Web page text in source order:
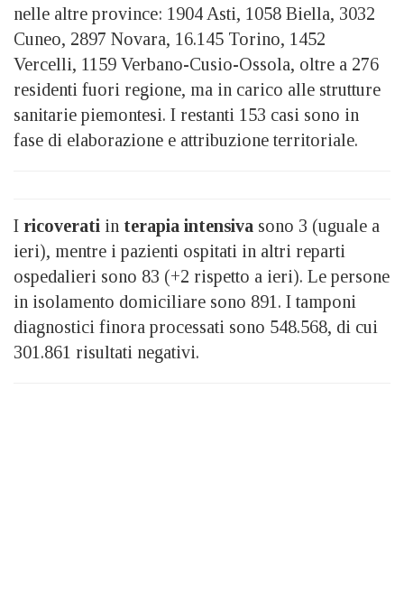
nelle altre province: 1904 Asti, 1058 Biella, 3032
Cuneo, 2897 Novara, 16.145 Torino, 1452
Vercelli, 1159 Verbano-Cusio-Ossola, oltre a 276
residenti fuori regione, ma in carico alle strutture
sanitarie piemontesi. I restanti 153 casi sono in
fase di elaborazione e attribuzione territoriale.
I ricoverati in terapia intensiva sono 3 (uguale a
ieri), mentre i pazienti ospitati in altri reparti
ospedalieri sono 83 (+2 rispetto a ieri). Le persone
in isolamento domiciliare sono 891. I tamponi
diagnostici finora processati sono 548.568, di cui
301.861 risultati negativi.